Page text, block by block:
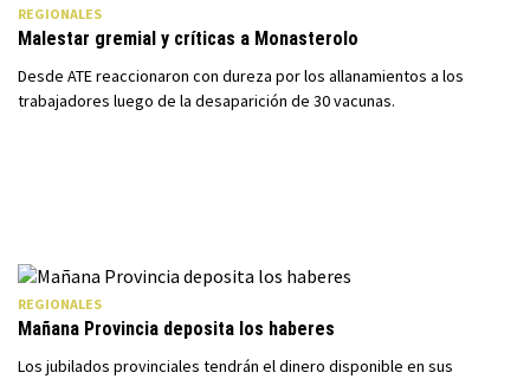
REGIONALES
Malestar gremial y críticas a Monasterolo
Desde ATE reaccionaron con dureza por los allanamientos a los
trabajadores luego de la desaparición de 30 vacunas.
REGIONALES
Mañana Provincia deposita los haberes
Los jubilados provinciales tendrán el dinero disponible en sus